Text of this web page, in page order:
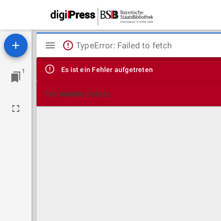
1
Mirador
Viewer
TypeError: Failed to fetch
Es ist ein Fehler aufgetreten
Technische Details